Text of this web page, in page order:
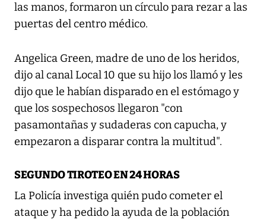
las manos, formaron un círculo para rezar a las
puertas del centro médico.
Angelica Green, madre de uno de los heridos,
dijo al canal Local 10 que su hijo los llamó y les
dijo que le habían disparado en el estómago y
que los sospechosos llegaron "con
pasamontañas y sudaderas con capucha, y
empezaron a disparar contra la multitud".
SEGUNDO TIROTEO EN 24 HORAS
La Policía investiga quién pudo cometer el
ataque y ha pedido la ayuda de la población